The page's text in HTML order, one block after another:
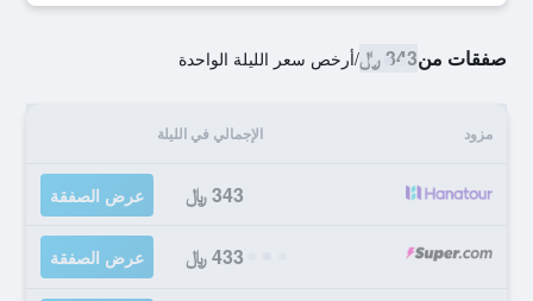
صفقات من343 ﷼ /أرخص سعر الليلة الواحدة
مزود الإجمالي في الليلة
343 ﷼ عرض الصفقة
433 ﷼ عرض الصفقة